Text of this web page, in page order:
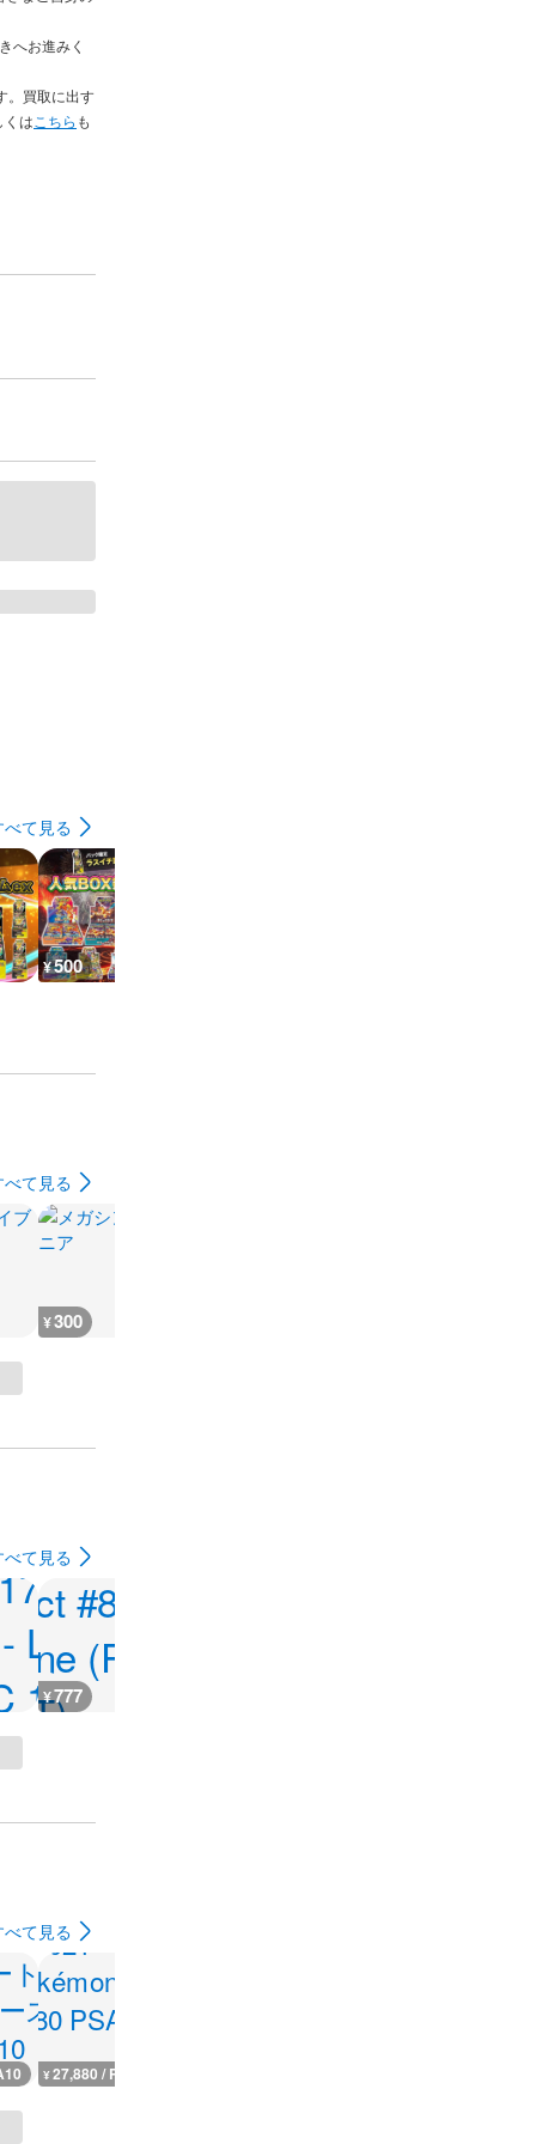
へお進みく
。買取に出す
くは こちら も
べて見る
¥500
べて見る
¥300
べて見る
¥777
べて見る
¥27,880 / PSA10